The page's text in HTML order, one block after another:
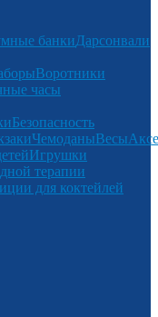
банкиДарсонвали
Воротники
часы
Безопасность
ЧемоданыВесы
Игрушки
терапии
для коктейлей